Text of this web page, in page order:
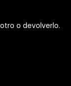
o devolverlo.